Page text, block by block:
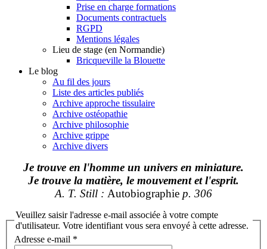
Prise en charge formations
Documents contractuels
RGPD
Mentions légales
Lieu de stage (en Normandie)
Bricqueville la Blouette
Le blog
Au fil des jours
Liste des articles publiés
Archive approche tissulaire
Archive ostéopathie
Archive philosophie
Archive grippe
Archive divers
Je trouve en l'homme un univers en miniature.
Je trouve la matière, le mouvement et l'esprit.
A. T. Still : Autobiographie p. 306
Veuillez saisir l'adresse e-mail associée à votre compte
d'utilisateur. Votre identifiant vous sera envoyé à cette adresse.
Adresse e-mail *